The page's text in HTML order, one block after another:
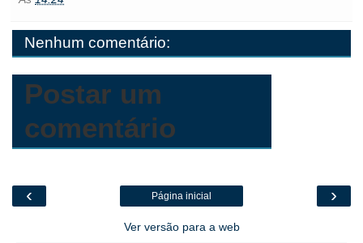
o
k
r
p
p
g
e
r
k
.
c
Nenhum comentário:
Postar um
comentário
‹ ›
Página inicial
Ver versão para a web